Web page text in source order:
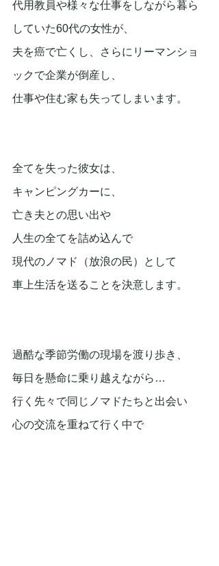
代用教員や様々な仕事をしながら暮ら
していた60代の女性が、
夫を癌で亡くし、さらにリーマンショ
ックで企業が倒産し、
仕事や住む家も失ってしまいます。
全てを失った彼女は、
キャンピングカーに、
亡き夫との思い出や
人生の全てを詰め込んで
現代のノマド（放浪の民）として
車上生活を送ることを決意します。
過酷な季節労働の現場を渡り歩き、
毎日を懸命に乗り越えながら…
行く先々で同じノマドたちと出会い
心の交流を重ねて行く中で